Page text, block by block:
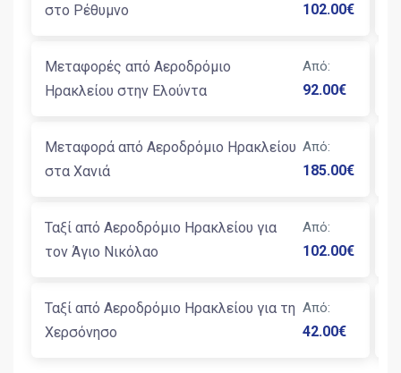
στο Ρέθυμνο
102.00€
Μεταφορές από Αεροδρόμιο
Ηρακλείου στην Ελούντα
Από:
92.00€
Μεταφορά από Αεροδρόμιο Ηρακλείου
στα Χανιά
Από:
185.00€
Ταξί από Αεροδρόμιο Ηρακλείου για
τον Άγιο Νικόλαο
Από:
102.00€
Ταξί από Αεροδρόμιο Ηρακλείου για τη
Χερσόνησο
Από:
42.00€